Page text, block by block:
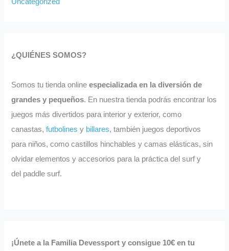
¿QUIÉNES SOMOS?
Somos tu tienda onlineespecializada en la diversión de
grandes y pequeños. En nuestra tienda podrás encontrar los
juegos más divertidos para interior y exterior, como
canastas,futbolines y billares, también juegos deportivos
para niños, como castillos hinchables y camas elásticas, sin
olvidar elementos y accesorios para la práctica del surf y
del paddle surf.
¡Únete a la Familia Devessport y consigue 10€ en tu